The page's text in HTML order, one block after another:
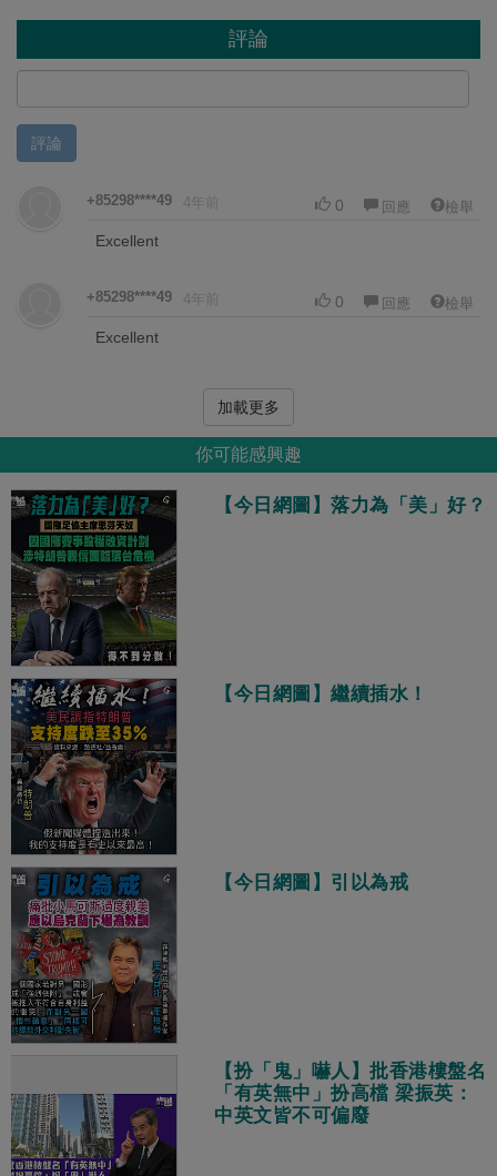
評論
評論
+85298****49 4年前 0 回應 檢舉
Excellent
+85298****49 4年前 0 回應 檢舉
Excellent
加載更多
你可能感興趣
【今日網圖】落力為「美」好？
【今日網圖】繼續插水！
【今日網圖】引以為戒
【扮「鬼」嚇人】批香港樓盤名
「有英無中」扮高檔 梁振英：
中英文皆不可偏廢